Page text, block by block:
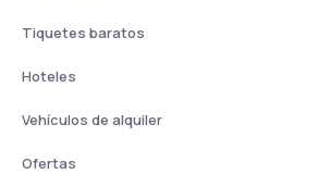
Tiquetes baratos
Hoteles
Vehículos de alquiler
Ofertas